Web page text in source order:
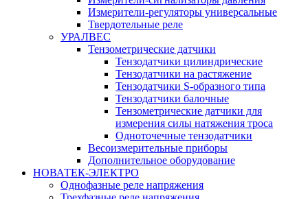
Измерители-регуляторы универсальные
Твердотельные реле
УРАЛВЕС
Тензометрические датчики
Тензодатчики цилиндрические
Тензодатчики на растяжение
Тензодатчики S-образного типа
Тензодатчики балочные
Тензометрические датчики для
измерения силы натяжения троса
Одноточечные тензодатчики
Весоизмерительные приборы
Дополнительное оборудование
НОВАТЕК-ЭЛЕКТРО
Однофазные реле напряжения